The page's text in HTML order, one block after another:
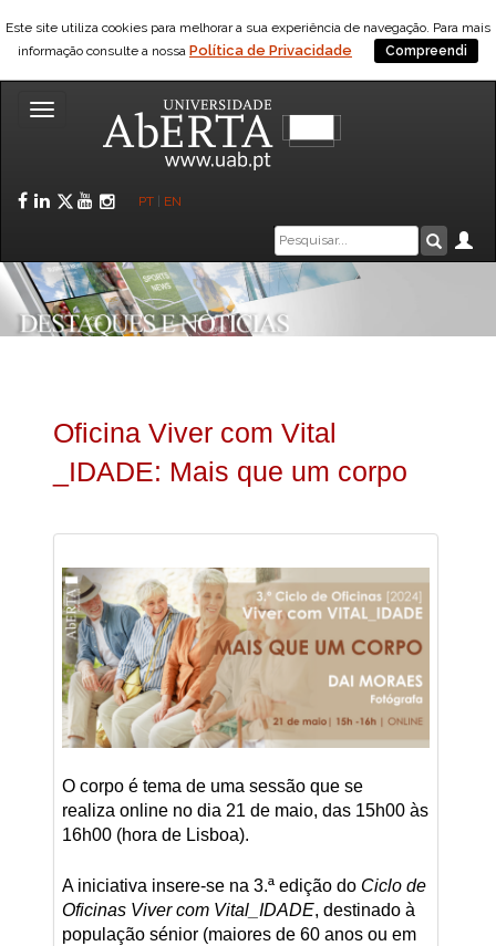
Este site utiliza cookies para melhorar a sua experiência de navegação. Para mais
informação consulte a nossa Política de Privacidade Compreendi
Toggle
Facebook
LinkedIn
Twitter
YouTube
Instagram
PT EN
Caixa
de
pesquisa
Oficina Viver com Vital
_IDADE: Mais que um corpo
O corpo é tema de uma sessão que se
realiza online no dia 21 de maio, das 15h00 às
16h00 (hora de Lisboa).
A iniciativa insere-se na 3.ª edição do Ciclo de
Oficinas Viver com Vital_IDADE, destinado à
população sénior (maiores de 60 anos ou em